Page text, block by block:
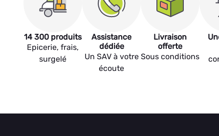
14 300 produits
Epicerie, frais,
surgelé
Assistance
dédiée
Un SAV à votre
écoute
Livraison
offerte
Sous conditions